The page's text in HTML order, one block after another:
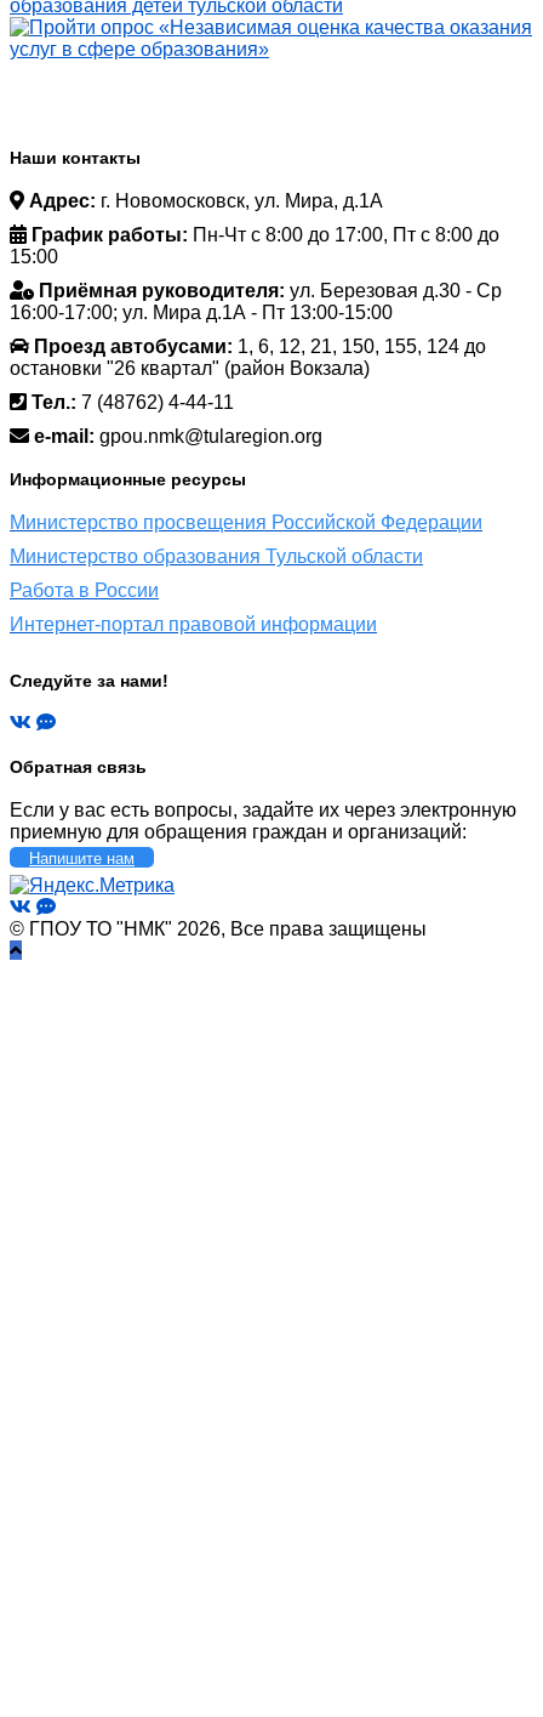
Наши контакты
Адрес: г. Новомосковск, ул. Мира, д.1А
График работы: Пн-Чт с 8:00 до 17:00, Пт с 8:00 до
15:00
Приёмная руководителя: ул. Березовая д.30 - Ср
16:00-17:00; ул. Мира д.1А - Пт 13:00-15:00
Проезд автобусами: 1, 6, 12, 21, 150, 155, 124 до
остановки "26 квартал" (район Вокзала)
Тел.: 7 (48762) 4-44-11
e-mail: gpou.nmk@tularegion.org
Информационные ресурсы
Министерство просвещения Российской Федерации
Министерство образования Тульской области
Работа в России
Интернет-портал правовой информации
Следуйте за нами!
Обратная связь
Если у вас есть вопросы, задайте их через электронную
приемную для обращения граждан и организаций:
Напишите нам
© ГПОУ ТО "НМК" 2026, Все права защищены